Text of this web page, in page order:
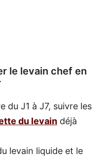
le levain chef en
du J1 à J7, suivre les
du levain déjà
levain liquide et le